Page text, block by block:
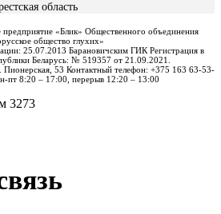
область
предприятие «Блик» Общественного объединения
общество глухих»
25.07.2013 Барановичским ГИК Регистрация в
Беларусь: № 519357 от 21.09.2021.
53 Контактный телефон: +375 163 63-53-
пт 8:20 – 17:00, перерыв 12:20 – 13:00
3273